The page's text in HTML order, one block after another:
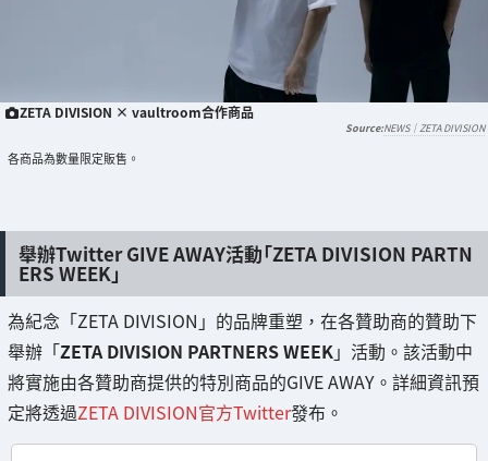
ZETA DIVISION × vaultroom合作商品
NEWS｜ZETA DIVISION
各商品為數量限定販售。
舉辦Twitter GIVE AWAY活動「ZETA DIVISION PARTN
ERS WEEK」
為紀念「ZETA DIVISION」的品牌重塑，在各贊助商的贊助下
舉辦「ZETA DIVISION PARTNERS WEEK」活動。該活動中
將實施由各贊助商提供的特別商品的GIVE AWAY。詳細資訊預
定將透過ZETA DIVISION官方Twitter發布。